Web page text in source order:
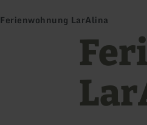
Ferienwohnung LarAlina